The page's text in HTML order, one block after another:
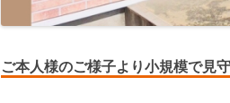
ご本人様のご様子より小規模で見